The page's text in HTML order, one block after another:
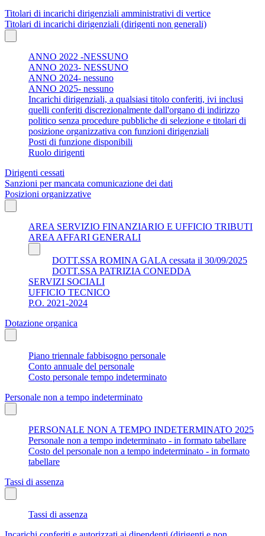
Titolari di incarichi dirigenziali amministrativi di vertice
Titolari di incarichi dirigenziali (dirigenti non generali)
ANNO 2022 -NESSUNO
ANNO 2023- NESSUNO
ANNO 2024- nessuno
ANNO 2025- nessuno
Incarichi dirigenziali, a qualsiasi titolo conferiti, ivi inclusi
quelli conferiti discrezionalmente dall'organo di indirizzo
politico senza procedure pubbliche di selezione e titolari di
posizione organizzativa con funzioni dirigenziali
Posti di funzione disponibili
Ruolo dirigenti
Dirigenti cessati
Sanzioni per mancata comunicazione dei dati
Posizioni organizzative
AREA SERVIZIO FINANZIARIO E UFFICIO TRIBUTI
AREA AFFARI GENERALI
DOTT.SSA ROMINA GALA cessata il 30/09/2025
DOTT.SSA PATRIZIA CONEDDA
SERVIZI SOCIALI
UFFICIO TECNICO
P.O. 2021-2024
Dotazione organica
Piano triennale fabbisogno personale
Conto annuale del personale
Costo personale tempo indeterminato
Personale non a tempo indeterminato
PERSONALE NON A TEMPO INDETERMINATO 2025
Personale non a tempo indeterminato - in formato tabellare
Costo del personale non a tempo indeterminato - in formato
tabellare
Tassi di assenza
Tassi di assenza